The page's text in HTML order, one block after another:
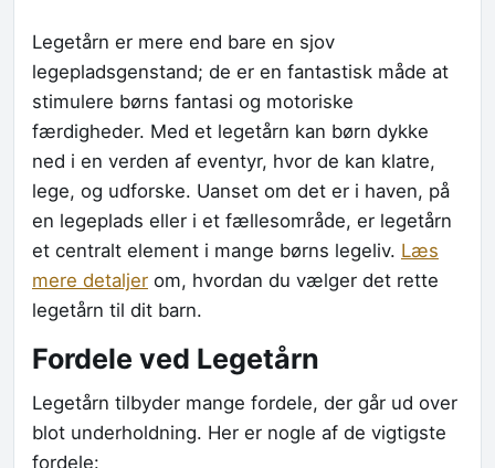
Legetårn er mere end bare en sjov
legepladsgenstand; de er en fantastisk måde at
stimulere børns fantasi og motoriske
færdigheder. Med et legetårn kan børn dykke
ned i en verden af eventyr, hvor de kan klatre,
lege, og udforske. Uanset om det er i haven, på
en legeplads eller i et fællesområde, er legetårn
et centralt element i mange børns legeliv. Læs
mere detaljer om, hvordan du vælger det rette
legetårn til dit barn.
Fordele ved Legetårn
Legetårn tilbyder mange fordele, der går ud over
blot underholdning. Her er nogle af de vigtigste
fordele: